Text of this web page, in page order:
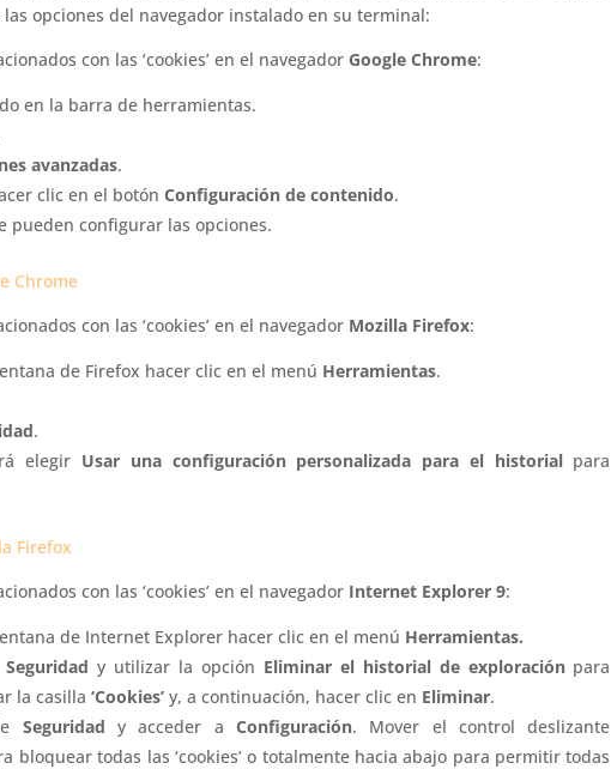
opciones del navegador instalado en su terminal:
con las ‘cookies’ en el navegador Google Chrome:
en la barra de herramientas.
avanzadas.
clic en el botónConfiguración de contenido.
pueden configurar las opciones.
Chrome
con las ‘cookies’ en el navegador Mozilla Firefox:
de Firefox hacer clic en el menú Herramientas.
.
elegir Usar una configuración personalizada para el historial para
Firefox
con las ‘cookies’ en el navegador Internet Explorer 9:
de Internet Explorer hacer clic en el menú Herramientas.
Seguridad y utilizar la opción Eliminar el historial de exploraciónpara
la casilla‘Cookies’y, a continuación, hacer clic en Eliminar.
Seguridad y acceder aConfiguración. Mover el control deslizante
bloquear todas las ‘cookies’ o totalmente hacia abajo para permitir todas